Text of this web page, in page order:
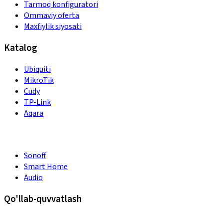
Tarmoq konfiguratori
Ommaviy oferta
Maxfiylik siyosati
Katalog
Ubiquiti
MikroTik
Cudy
TP-Link
Aqara
Sonoff
Smart Home
Audio
Qo'llab-quvvatlash